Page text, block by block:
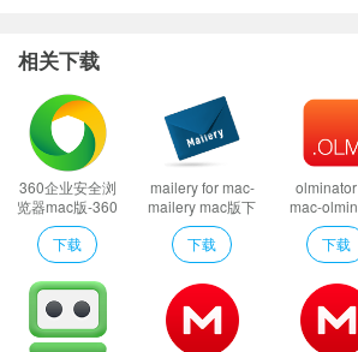
3、关闭SIP系统完整性保护：
软件特色
微云Mac版客户端，这个同步盘版本是可以自动
如工作文件夹里面有文档比较重要，就可以自动同
就会自动上传，并且保留多个历史版本，如果后悔
本。
相关下载
360企业安全浏
览器mac版-360
企业安全浏览器
for mac下载
v12.1.3003.33
下载
mailery for mac-
mailery mac版下
载 v1.1
下载
mac-
mac版下载
下载